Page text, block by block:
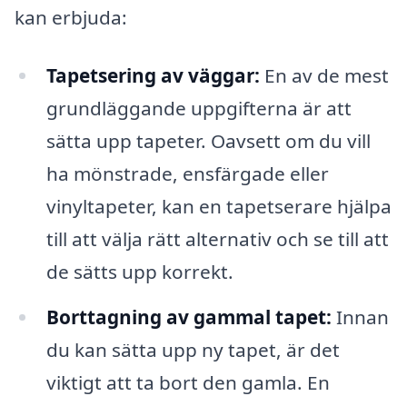
kan erbjuda:
Tapetsering av väggar: En av de mest
grundläggande uppgifterna är att
sätta upp tapeter. Oavsett om du vill
ha mönstrade, ensfärgade eller
vinyltapeter, kan en tapetserare hjälpa
till att välja rätt alternativ och se till att
de sätts upp korrekt.
Borttagning av gammal tapet: Innan
du kan sätta upp ny tapet, är det
viktigt att ta bort den gamla. En